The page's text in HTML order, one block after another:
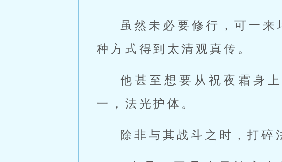
虽然未必要修行，可一
种方式得到太清观真传。
他甚至想要从祝夜霜身
一，法光护体。
除非与其战斗之时，打碎